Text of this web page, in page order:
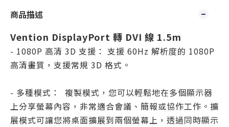
商品描述
Vention DisplayPort 轉 DVI 線 1.5m
- 1080P 高清 3D 支援： 支援 60Hz 解析度的 1080P
高清畫質，支援常規 3D 格式。
- 多種模式： 複製模式，您可以輕鬆地在多個顯示器
上分享螢幕內容，非常適合會議、簡報或協作工作。擴
展模式可讓您將桌面擴展到兩個螢幕上，透過同時顯示